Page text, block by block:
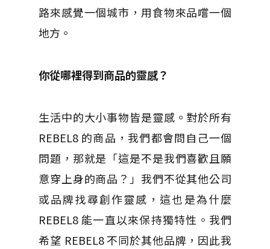
路來感覺一個城市，用食物來品嚐一個
地方。
你從哪裡得到商品的靈感？
生活中的大小事物皆是靈感。對於所有
REBEL8 的商品，我們都會問自己一個
問題，那就是「這是不是我們喜歡且願
意穿上身的商品？」我們不從其他公司
或品牌找尋創作靈感，這也是為什麼
REBEL8 能一直以來保持獨特性。我們
希望 REBEL8 不同於其他品牌，因此我